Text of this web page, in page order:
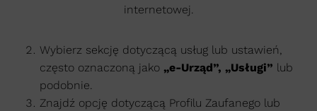
internetowej.
Wybierz sekcję dotyczącą usług lub ustawień,
często oznaczoną jako „e-Urząd”, „Usługi” lub
podobnie.
Znajdź opcję dotyczącą Profilu Zaufanego lub